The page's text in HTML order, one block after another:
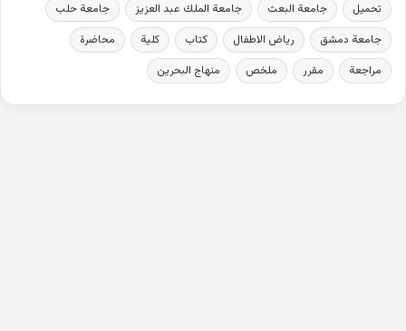
تحميل
جامعة البعث جامعة الملك عبد العزيز
جامعة حلب
جامعة دمشق
رياض الاطفال كتاب كلية
محاضرة
مراجعة
مقرر ملخص منهاج البحرين